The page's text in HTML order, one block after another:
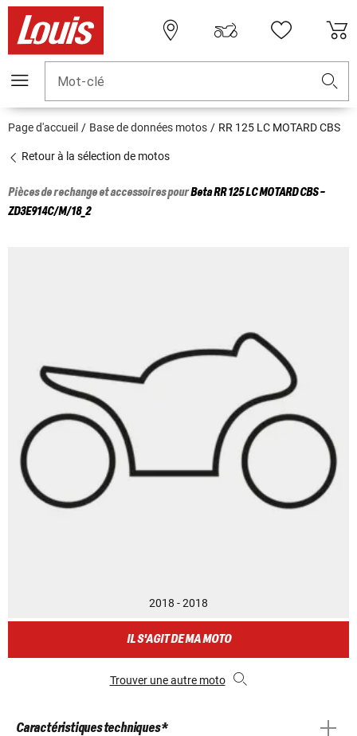
Mot-clé
Page d'accueil Base de données motos RR 125 LC MOTARD CBS
Retour à la sélection de motos
Pièces de rechange et accessoires pourBetaRR 125 LC MOTARD CBS -
ZD3E914C/M/18_2
2018 - 2018
IL S'AGIT DE MA MOTO
Trouver une autre moto
Caractéristiques techniques *